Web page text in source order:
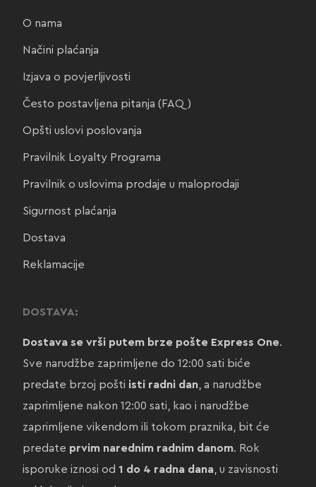
O nama
Načini plaćanja
Izjava o povjerljivosti
Često postavljena pitanja (FAQ)
Opšti uslovi poslovanja
Pravilnik Loyalty Programa
Pravilnik o uslovima prodaje u maloprodaji
Sigurnost plaćanja
Dostava
Reklamacije
DOSTAVA:
Dostava se vrši putem brze pošte Express One.
Sve narudžbe zaprimljene do 12:00 sati biće
predate brzoj pošti isti radni dan, a narudžbe
zaprimljene nakon 12:00 sati, kao i narudžbe
zaprimljene vikendom ili tokom praznika, bit će
predate prvim narednim radnim danom. Rok
isporuke iznosi od 1 do 4 radna dana, u zavisnosti